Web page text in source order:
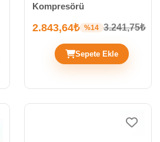
Kompresörü
2.843,64₺ %14 3.241,75₺
Sepete Ekle